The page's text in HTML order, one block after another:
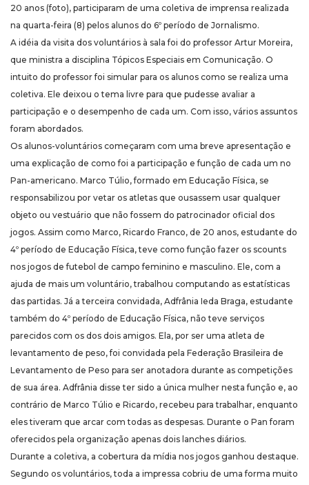
20 anos (foto), participaram de uma coletiva de imprensa realizada
na quarta-feira (8) pelos alunos do 6º período de Jornalismo.
A idéia da visita dos voluntários à sala foi do professor Artur Moreira,
que ministra a disciplina Tópicos Especiais em Comunicação. O
intuito do professor foi simular para os alunos como se realiza uma
coletiva. Ele deixou o tema livre para que pudesse avaliar a
participação e o desempenho de cada um. Com isso, vários assuntos
foram abordados.
Os alunos-voluntários começaram com uma breve apresentação e
uma explicação de como foi a participação e função de cada um no
Pan-americano. Marco Túlio, formado em Educação Física, se
responsabilizou por vetar os atletas que ousassem usar qualquer
objeto ou vestuário que não fossem do patrocinador oficial dos
jogos. Assim como Marco, Ricardo Franco, de 20 anos, estudante do
4º período de Educação Física, teve como função fazer os scounts
nos jogos de futebol de campo feminino e masculino. Ele, com a
ajuda de mais um voluntário, trabalhou computando as estatísticas
das partidas. Já a terceira convidada, Adfrânia Ieda Braga, estudante
também do 4º período de Educação Física, não teve serviços
parecidos com os dos dois amigos. Ela, por ser uma atleta de
levantamento de peso, foi convidada pela Federação Brasileira de
Levantamento de Peso para ser anotadora durante as competições
de sua área. Adfrânia disse ter sido a única mulher nesta função e, ao
contrário de Marco Túlio e Ricardo, recebeu para trabalhar, enquanto
eles tiveram que arcar com todas as despesas. Durante o Pan foram
oferecidos pela organização apenas dois lanches diários.
Durante a coletiva, a cobertura da mídia nos jogos ganhou destaque.
Segundo os voluntários, toda a impressa cobriu de uma forma muito